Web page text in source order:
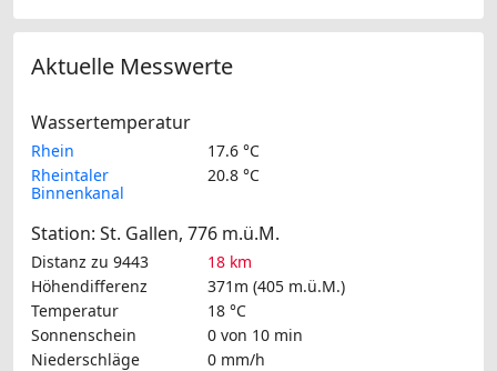
Aktuelle Messwerte
Wassertemperatur
Rhein
17.6 °C
Rheintaler
Binnenkanal
20.8 °C
Station: St. Gallen, 776 m.ü.M.
Distanz zu 9443
18 km
Höhendifferenz
371m (405 m.ü.M.)
Temperatur
18 °C
Sonnenschein
0 von 10 min
Niederschläge
0 mm/h